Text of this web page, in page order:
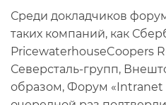
Среди докладчиков
таких компаний, как
PricewaterhouseCoopers
Северсталь-групп,
образом, Форум «Intranet